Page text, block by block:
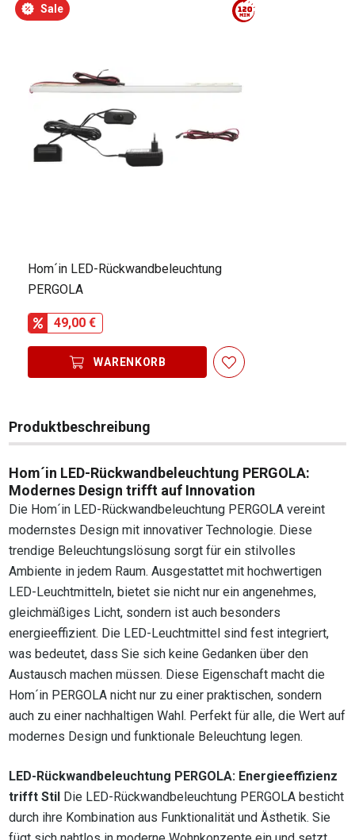
Sale
Hom´in LED-Rückwandbeleuchtung
PERGOLA
49,00 €
WARENKORB
Produktbeschreibung
Hom´in LED-Rückwandbeleuchtung PERGOLA:
Modernes Design trifft auf Innovation
Die Hom´in LED-Rückwandbeleuchtung PERGOLA vereint
modernstes Design mit innovativer Technologie. Diese
trendige Beleuchtungslösung sorgt für ein stilvolles
Ambiente in jedem Raum. Ausgestattet mit hochwertigen
LED-Leuchtmitteln, bietet sie nicht nur ein angenehmes,
gleichmäßiges Licht, sondern ist auch besonders
energieeffizient. Die LED-Leuchtmittel sind fest integriert,
was bedeutet, dass Sie sich keine Gedanken über den
Austausch machen müssen. Diese Eigenschaft macht die
Hom´in PERGOLA nicht nur zu einer praktischen, sondern
auch zu einer nachhaltigen Wahl. Perfekt für alle, die Wert auf
modernes Design und funktionale Beleuchtung legen.
LED-Rückwandbeleuchtung PERGOLA: Energieeffizienz
trifft Stil Die LED-Rückwandbeleuchtung PERGOLA besticht
durch ihre Kombination aus Funktionalität und Ästhetik. Sie